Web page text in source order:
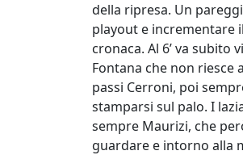
della ripresa. Un
playout e incrementare
cronaca. Al 6’ va
Fontana che non riesce
passi Cerroni, poi
stamparsi sul palo. I
sempre Maurizi, che
guardare e intorno alla